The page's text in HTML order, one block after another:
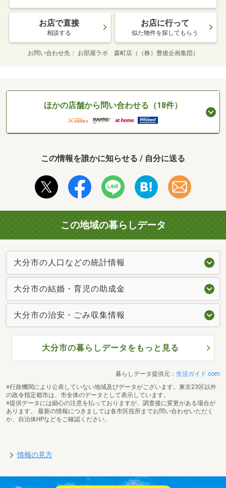
お店で直接
相談する
お店に行って
似た物件を探してもらう
お問い合わせ先 お部屋ラボ 森町店（（株）豊後企画集団）
ほかの店舗から問い合わせる（18件）
この情報を誰かに知らせる / 自分に送る
この地域の暮らしデータ
大分市の人口などの統計情報
大分市の結婚・育児の助成金
大分市の治安・ごみ収集情報
大分市の暮らしデータをもっと見る
暮らしデータ提供元： 生活ガイド.com
※行政機関により公表していない地域及びデータがございます。東京23区以外
の政令指定都市は、市全体のデータとして表示しています。
※提供データには細心の注意を払っておりますが、調査後に変更がある場合が
あります。 最新の情報につきましては各市区役所までお問い合わせいただく
か、自治体HPなどをご確認ください。
情報の見方